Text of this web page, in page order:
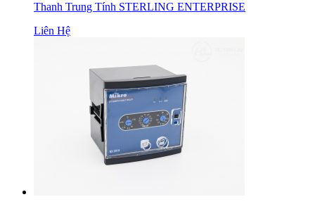
Thanh Trung Tính STERLING ENTERPRISE
Liên Hệ